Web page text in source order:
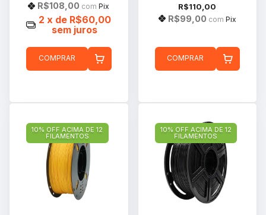
R$108,00 com Pix
2 x de R$60,00
sem juros
COMPRAR
R$110,00
R$99,00 com Pix
COMPRAR
10% OFF ACIMA DE 12
FILAMENTOS
10% OFF ACIMA DE 12
FILAMENTOS